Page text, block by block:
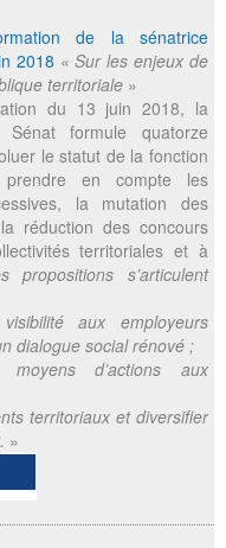
de la sénatrice
2018 «Sur les enjeux de
territoriale»
du 13 juin 2018, la
formule quatorze
le statut de la fonction
prendre en compte les
la mutation des
réduction des concours
territoriales et à
propositions s’articulent
aux employeurs
dialogue social rénové ;
d’actions aux
territoriaux et diversifier
»